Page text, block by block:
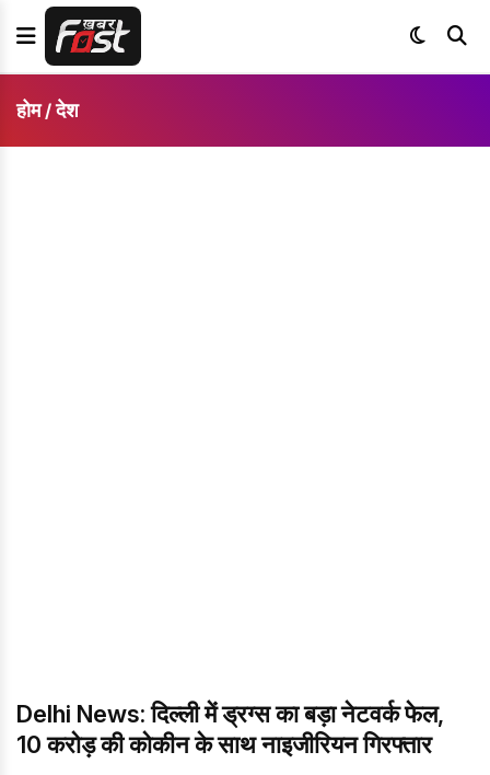
होम/ देश
Delhi News: दिल्ली में ड्रग्स का बड़ा नेटवर्क फेल,
10 करोड़ की कोकीन के साथ नाइजीरियन गिरफ्तार